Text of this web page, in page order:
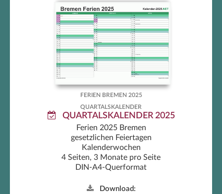
Quartalskalender mit Ferien
Bremen
FERIEN BREMEN 2025
QUARTALSKALENDER
QUARTALSKALENDER 2025
Ferien 2025 Bremen
gesetzlichen Feiertagen
Kalenderwochen
4 Seiten, 3 Monate pro Seite
DIN-A4-Querformat
Download: